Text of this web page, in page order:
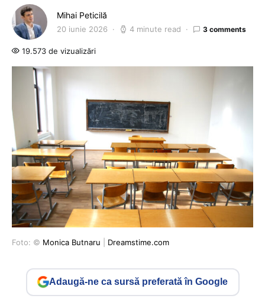
Mihai Peticilă
20 iunie 2026 4 minute read 3 comments
19.573 de vizualizări
Foto: © Monica Butnaru Dreamstime.com
Adaugă-ne ca sursă preferată în Google